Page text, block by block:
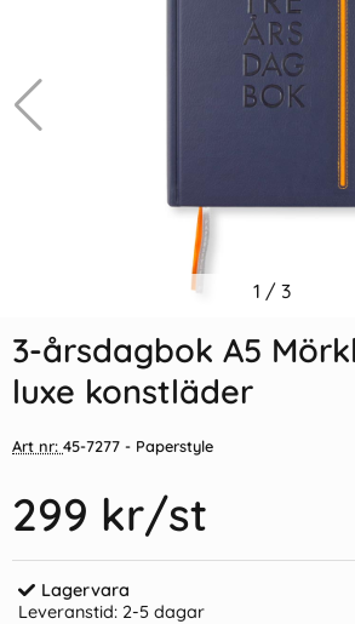
Indexflikar och Frixion clicker
55 kr/st
1 / 3
3-årsdagbok A5
luxe konstläder
Art nr: 45-7277 - Paperstyle
299 kr/st
Lagervara
Leveranstid: 2-5 dagar